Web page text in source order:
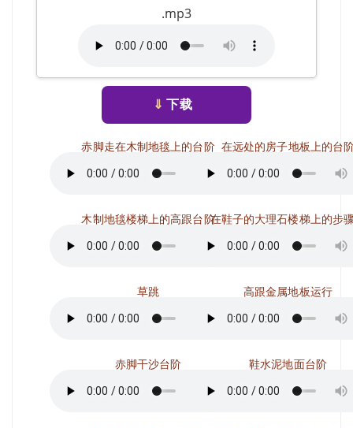
.mp3
⇓ 下载
赤脚走在木制地毯上的台阶
木制地毯楼梯上的高跟台阶
草跳
赤脚干沙台阶
在远处的房子地板上的台
在鞋子的大理石楼梯上的步
高跟金属地板运行
鞋水泥地面台阶